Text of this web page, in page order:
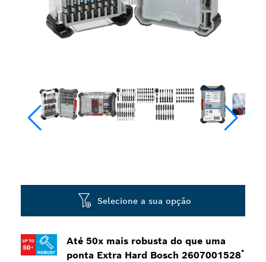
Até 50x mais robusta do que uma
ponta Extra Hard Bosch 2607001528*
Selecione a sua opção